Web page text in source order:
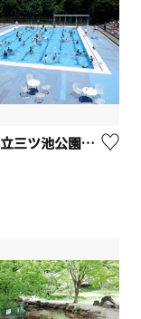
神奈川県立三ツ池公園プール